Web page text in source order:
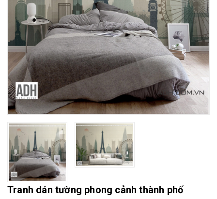
Thế giới Decor Giới thiệu
Tranh dán tường phong cảnh thành phố